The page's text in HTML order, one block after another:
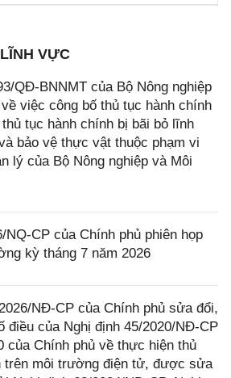
VỰC
QĐ-BNNMT của Bộ Nông nghiệp
việc công bố thủ tục hành chính
tục hành chính bị bãi bỏ lĩnh
bảo vệ thực vật thuộc phạm vi
lý của Bộ Nông nghiệp và Môi
NQ-CP của Chính phủ phiên họp
kỳ tháng 7 năm 2026
NĐ-CP của Chính phủ sửa đổi,
điều của Nghị định 45/2020/NĐ-CP
của Chính phủ về thực hiện thủ
trên môi trường điện tử, được sửa